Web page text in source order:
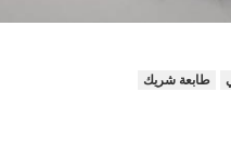
طابعة شريك